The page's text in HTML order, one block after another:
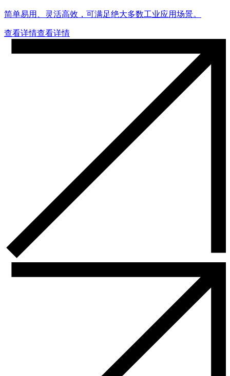
简单易用、灵活高效，可满足绝大多数工业应用场景。
查看详情查看详情